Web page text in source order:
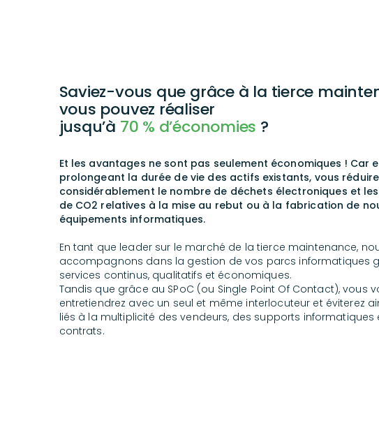
Saviez-vous que grâce à la tierce
vous pouvez réaliser
jusqu’à 70 % d’économies ?
Et les avantages ne sont pas seulement économiques ! Car
prolongeant la durée de vie des actifs existants, vous
considérablement le nombre de déchets électroniques et
de CO2 relatives à la mise au rebut ou à la fabrication de
équipements informatiques.
En tant que leader sur le marché de la tierce maintenance,
accompagnons dans la gestion de vos parcs informatiques
services continus, qualitatifs et économiques.
Tandis que grâce au SPoC (ou Single Point Of Contact), vous
entretiendrez avec un seul et même interlocuteur et éviterez
liés à la multiplicité des vendeurs, des supports informatiques
contrats.